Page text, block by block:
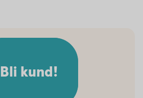
Bli kund!